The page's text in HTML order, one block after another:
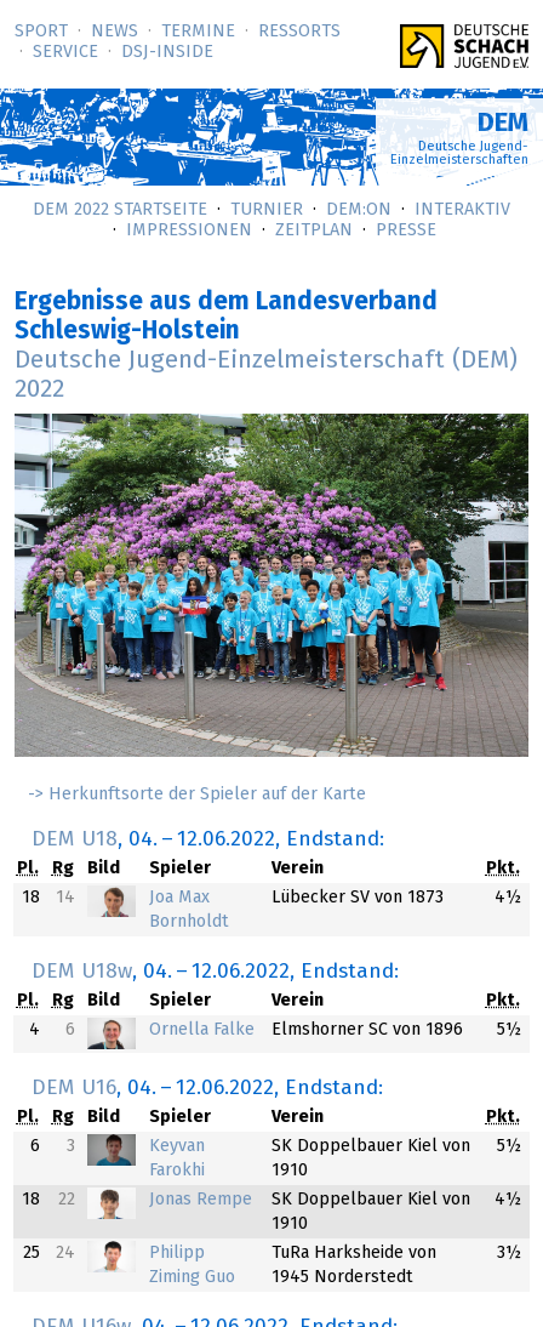
SPORT NEWS TERMINE
RESSORTS
SERVICE
DSJ-­INSIDE
DEM
Deutsche Jugend-
Einzelmeisterschaften
DEM 2022 STARTSEITE TURNIER DEM:ON
INTERAKTIV
IMPRESSIONEN
ZEITPLAN PRESSE
Ergebnisse aus dem Landesverband
Schleswig-Holstein
Deutsche Jugend-Einzelmeisterschaft (DEM)
2022
-> Herkunftsorte der Spieler auf der Karte
DEM U18, 04. – 12.06.2022, Endstand:
Pl. Rg Bild Spieler Verein
Pkt.
18
14
Joa Max
Bornholdt
Lübecker SV von 1873 4½
DEM U18w, 04. – 12.06.2022, Endstand:
Pl. Rg Bild Spieler Verein
Pkt.
4
6 Ornella Falke Elmshorner SC von 1896 5½
DEM U16, 04. – 12.06.2022, Endstand:
Pl. Rg Bild Spieler Verein
Pkt.
6
3
Keyvan
Farokhi
SK Doppelbauer Kiel von
1910
5½
18 22 Jonas Rempe
SK Doppelbauer Kiel von
1910
4½
25 24
Philipp
Ziming Guo
TuRa Harksheide von
1945 Norderstedt
3½